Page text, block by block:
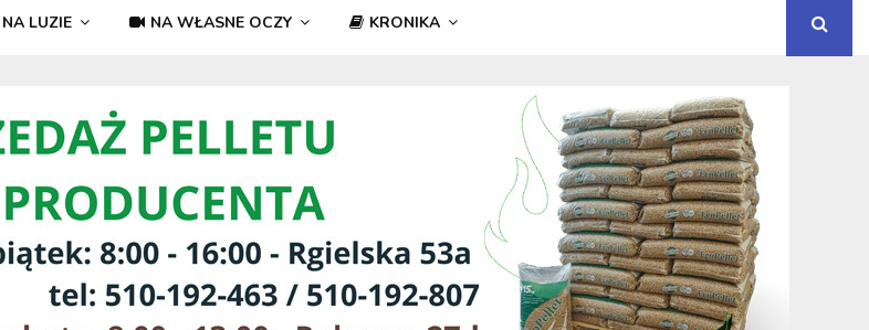
NA LUZIE NA WŁASNE OCZY KRONIKA